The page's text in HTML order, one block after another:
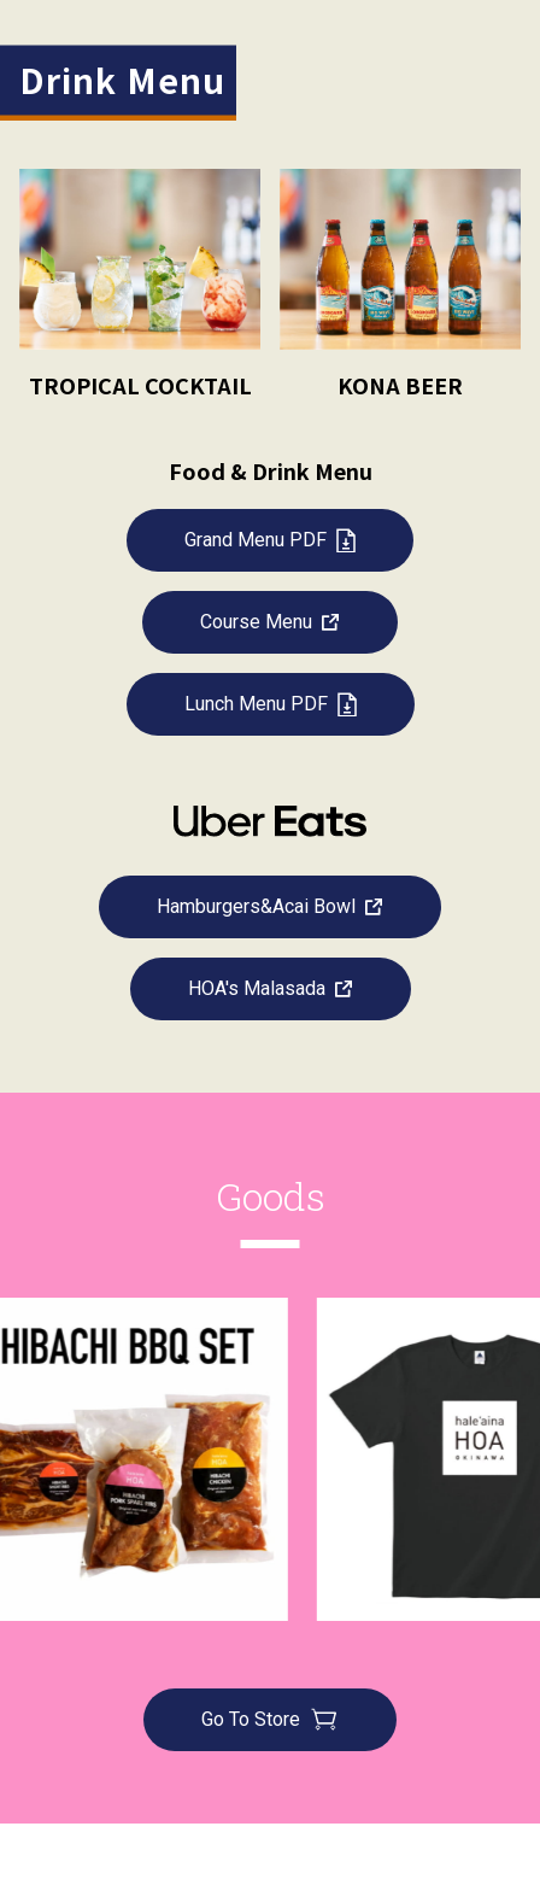
Drink Menu
TROPICAL COCKTAIL KONA BEER
Food & Drink Menu
Grand Menu PDF
Course Menu
Lunch Menu PDF
Hamburgers&Acai Bowl
HOA's Malasada
Goods
Go To Store